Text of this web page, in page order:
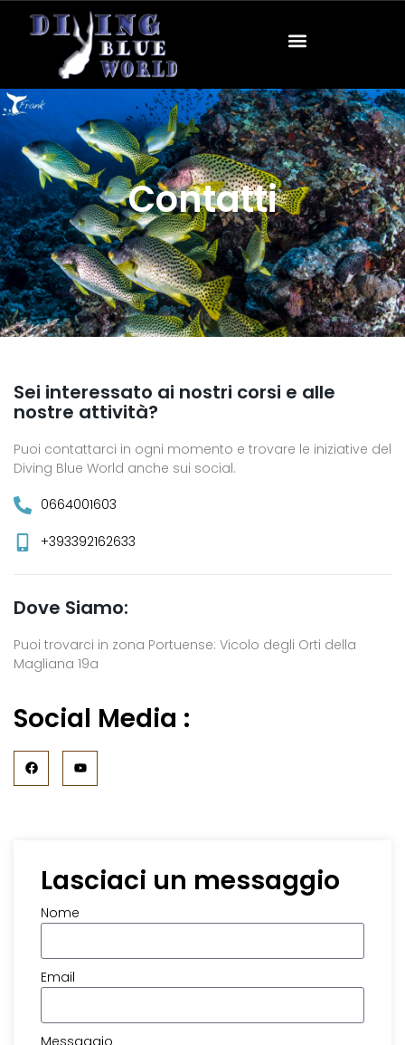
Contatti
Sei interessato ai nostri corsi e alle
nostre attività?
Puoi contattarci in ogni momento e trovare le iniziative del
Diving Blue World anche sui social.
0664001603
+393392162633
Dove Siamo:
Puoi trovarci in zona Portuense: Vicolo degli Orti della
Magliana 19a
Social Media :
Lasciaci un messaggio
Nome
Email
Messaggio